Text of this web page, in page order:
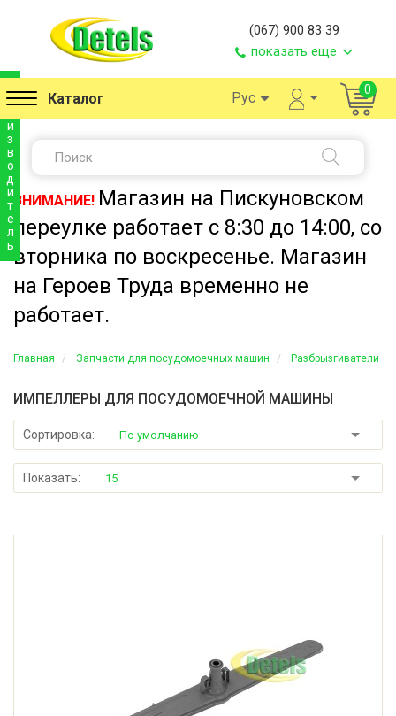
(067) 900 83 39
показать еще
Каталог Рус 0
ВНИМАНИЕ! Магазин на Пискуновском
переулке работает с 8:30 до 14:00, со
вторника по воскресенье. Магазин
на Героев Труда временно не
работает.
Главная Запчасти для посудомоечных машин Разбрызгиватели
ИМПЕЛЛЕРЫ ДЛЯ ПОСУДОМОЕЧНОЙ МАШИНЫ
Сортировка: По умолчанию
Показать: 15
р
и
з
в
о
д
и
т
е
л
ь